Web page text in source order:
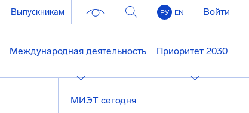
Выпускникам РУ EN Войти
Международная деятельность Приоритет 2030
МИЭТ сегодня